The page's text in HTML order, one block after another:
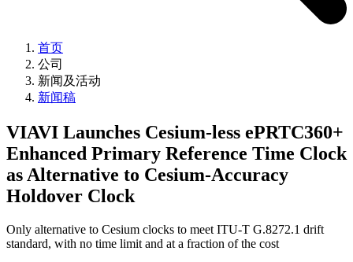
首页
公司
新闻及活动
新闻稿
VIAVI Launches Cesium-less ePRTC360+
Enhanced Primary Reference Time Clock
as Alternative to Cesium-Accuracy
Holdover Clock
Only alternative to Cesium clocks to meet ITU-T G.8272.1 drift
standard, with no time limit and at a fraction of the cost